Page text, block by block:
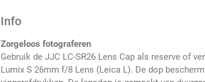
Info
Zorgeloos fotograferen
Gebruik de JJC LC-SR26 Lens Cap als reserve of
Lumix S 26mm f/8 Lens (Leica L). De dop